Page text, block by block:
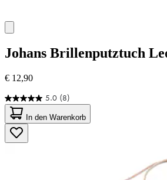
Johans Brillenputztuch
€ 12,90
5.0 (8)
5.0
von
5
Sternen.
8
In den Warenkorb